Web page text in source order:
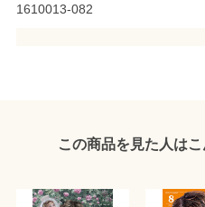
1610013-082
この商品を見た人は